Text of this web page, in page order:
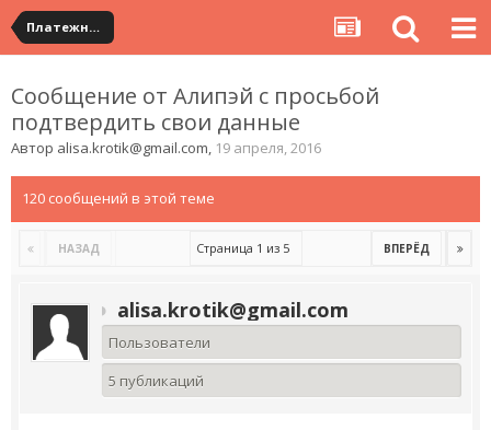
Платежная система ALIPAY и оплата банковскими картами
Сообщение от Алипэй с просьбой
подтвердить свои данные
Автор alisa.krotik@gmail.com, 19 апреля, 2016
120 сообщений в этой теме
НАЗАД ВПЕРЁД
Страница 1 из 5
alisa.krotik@gmail.com
Пользователи
5 публикаций